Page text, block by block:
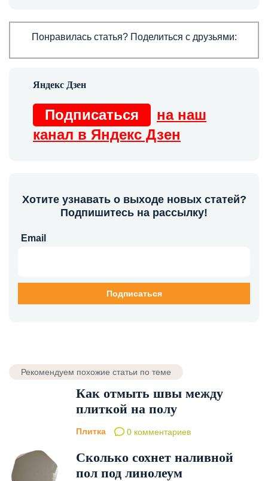
Понравилась статья? Поделиться с друзьями:
Подписаться
на наш
канал в Яндекс Дзен
Хотите узнавать о выходе новых статей?
Подпишитесь на рассылку!
Email
Рекомендуем похожие статьи по теме
Как отмыть швы между
плиткой на полу
Плитка 0 комментариев
Сколько сохнет наливной
пол под линолеум